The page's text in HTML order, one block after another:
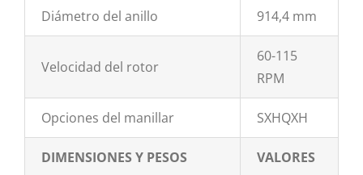
Diámetro del anillo 914,4 mm
Velocidad del rotor
60-115
RPM
Opciones del manillar SXHQXH
DIMENSIONES Y PESOS VALORES